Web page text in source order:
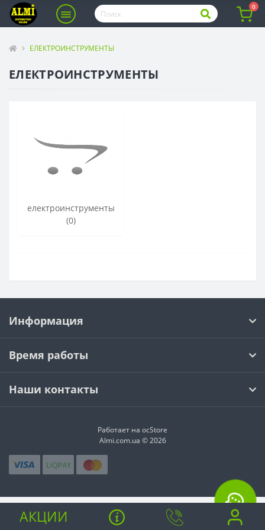
0
ЕЛЕКТРОИНСТРУМЕНТЫ
ЕЛЕКТРОИНСТРУМЕНТЫ
електроинструменты
(0)
Информация
Время работы
Наши контакты
Работает на ocStore
Almi.com.ua © 2026
АКЦИИ